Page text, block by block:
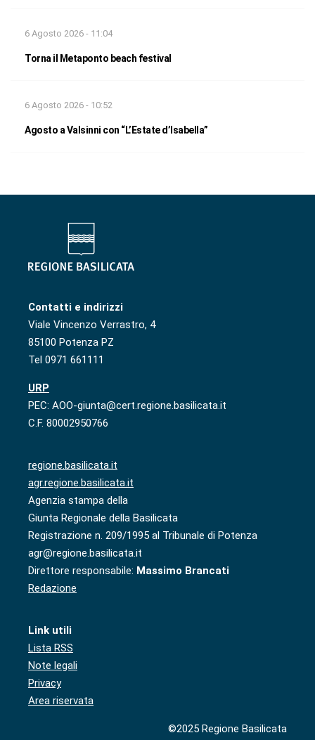
6 Agosto 2026 - 11:04
Torna il Metaponto beach festival
6 Agosto 2026 - 10:52
Agosto a Valsinni con “L’Estate d’Isabella”
Contatti e indirizzi
Viale Vincenzo Verrastro, 4
85100 Potenza PZ
Tel 0971 661111
URP
PEC: AOO-giunta@cert.regione.basilicata.it
C.F. 80002950766
regione.basilicata.it
agr.regione.basilicata.it
Agenzia stampa della
Giunta Regionale della Basilicata
Registrazione n. 209/1995 al Tribunale di Potenza
agr@regione.basilicata.it
Direttore responsabile: Massimo Brancati
Redazione
Link utili
Lista RSS
Note legali
Privacy
Area riservata
©2025 Regione Basilicata